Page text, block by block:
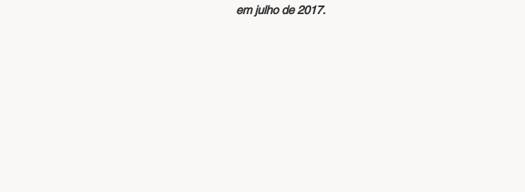
em julho de 2017.